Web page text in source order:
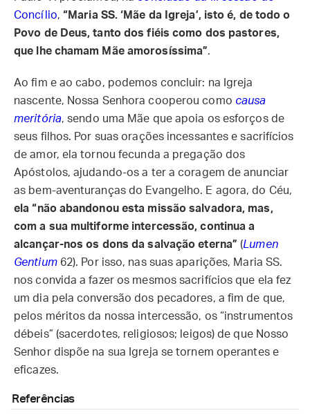
Concílio,“Maria SS. ‘Mãe da Igreja’, isto é, de todo o
Povo de Deus, tanto dos fiéis como dos pastores,
que lhe chamam Mãe amorosíssima”.
Ao fim e ao cabo, podemos concluir: na Igreja
nascente, Nossa Senhora cooperou como causa
meritória, sendo uma Mãe que apoia os esforços de
seus filhos. Por suas orações incessantes e sacrifícios
de amor, ela tornou fecunda a pregação dos
Apóstolos, ajudando-os a ter a coragem de anunciar
as bem-aventuranças do Evangelho. E agora, do Céu,
ela “não abandonou esta missão salvadora, mas,
com a sua multiforme intercessão, continua a
alcançar-nos os dons da salvação eterna” (Lumen
Gentium62). Por isso, nas suas aparições, Maria SS.
nos convida a fazer os mesmos sacrifícios que ela fez
um dia pela conversão dos pecadores, a fim de que,
pelos méritos da nossa intercessão, os “instrumentos
débeis” (sacerdotes, religiosos; leigos) de que Nosso
Senhor dispõe na sua Igreja se tornem operantes e
eficazes.
Referências